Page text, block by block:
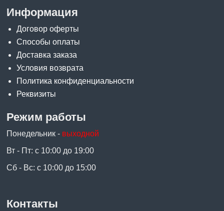
Информация
Договор оферты
Способы оплаты
Доставка заказа
Условия возврата
Политика конфиденциальности
Реквизиты
Режим работы
Понедельник - выходной
Вт - Пт: с 10:00 до 19:00
Сб - Вс: с 10:00 до 15:00
Контакты